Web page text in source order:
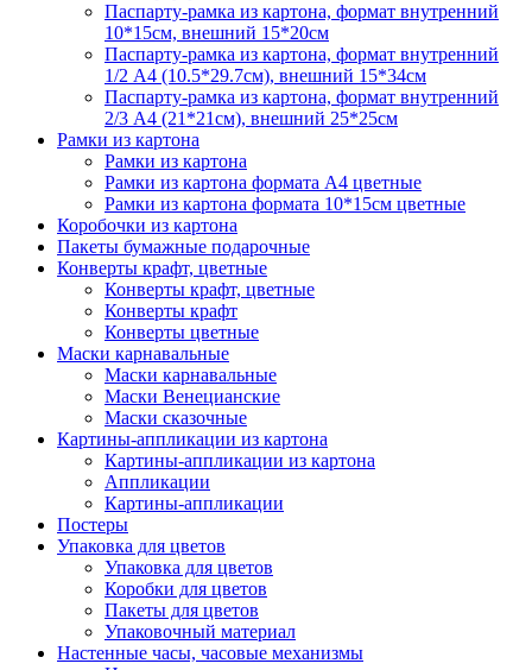
Паспарту-рамка из картона, формат внутренний
10*15см, внешний 15*20см
Паспарту-рамка из картона, формат внутренний
1/2 А4 (10.5*29.7см), внешний 15*34см
Паспарту-рамка из картона, формат внутренний
2/3 А4 (21*21см), внешний 25*25см
Рамки из картона
Рамки из картона
Рамки из картона формата А4 цветные
Рамки из картона формата 10*15см цветные
Коробочки из картона
Пакеты бумажные подарочные
Конверты крафт, цветные
Конверты крафт, цветные
Конверты крафт
Конверты цветные
Маски карнавальные
Маски карнавальные
Маски Венецианские
Маски сказочные
Картины-аппликации из картона
Картины-аппликации из картона
Аппликации
Картины-аппликации
Постеры
Упаковка для цветов
Упаковка для цветов
Коробки для цветов
Пакеты для цветов
Упаковочный материал
Настенные часы, часовые механизмы